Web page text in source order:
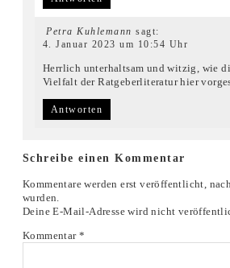
Petra Kuhlemann sagt:
4. Januar 2023 um 10:54 Uhr
Herrlich unterhaltsam und witzig, wie
Vielfalt der Ratgeberliteratur hier
Antworten
Schreibe einen Kommentar
Kommentare werden erst veröffentlicht,
wurden.
Deine E-Mail-Adresse wird nicht
Kommentar *